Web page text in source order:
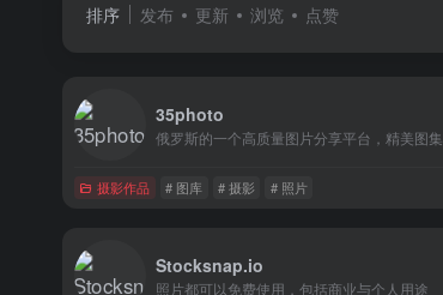
排序 发布 更新 浏览 点赞
35photo
俄罗斯的一个高质量图片分享平台，精美图集
摄影作品 # 图库 # 摄影 # 照片
Stocksnap.io
照片都可以免费使用，包括商业与个人用途